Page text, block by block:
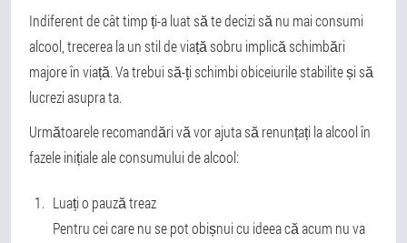
Indiferent de cât timp ți-a luat să te decizi să nu mai consumi
alcool, trecerea la un stil de viață sobru implică schimbări
majore în viață. Va trebui să-ți schimbi obiceiurile stabilite și să
lucrezi asupra ta.
Următoarele recomandări vă vor ajuta să renunțați la alcool în
fazele inițiale ale consumului de alcool:
Luați o pauză treaz
Pentru cei care nu se pot obișnui cu ideea că acum nu va